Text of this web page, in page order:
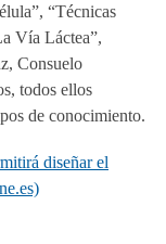
“Técnicas
Vía Láctea”,
Consuelo
todos ellos
de conocimiento.
diseñar el